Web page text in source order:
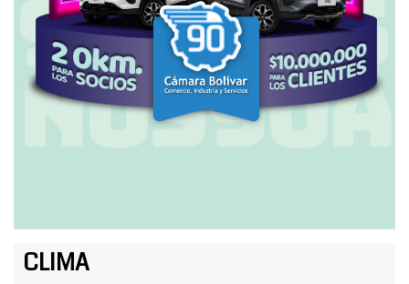
CLIMA